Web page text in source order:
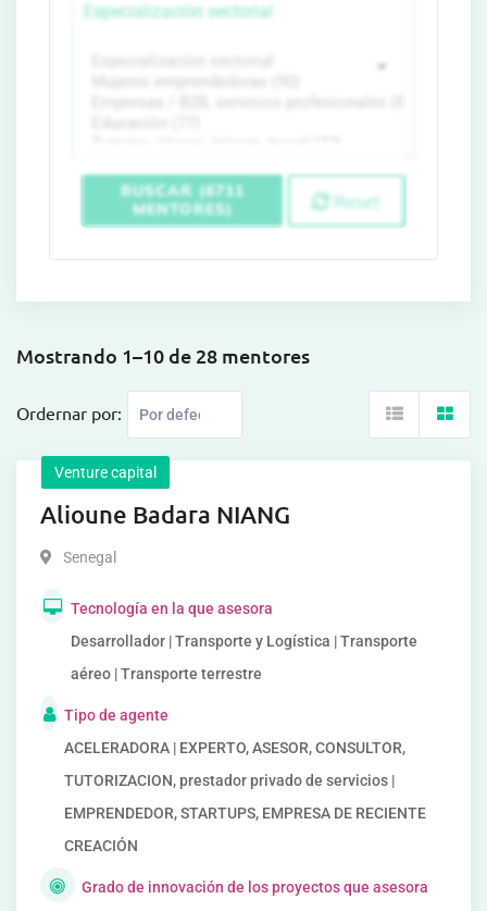
Especialización sectorial
BUSCAR (6711
MENTORES)
Reset
Mostrando 1–10 de 28 mentores
Ordernar por:
Venture capital
Alioune Badara NIANG
Senegal
Tecnología en la que asesora
Desarrollador | Transporte y Logística | Transporte
aéreo | Transporte terrestre
Tipo de agente
ACELERADORA | EXPERTO, ASESOR, CONSULTOR,
TUTORIZACION, prestador privado de servicios |
EMPRENDEDOR, STARTUPS, EMPRESA DE RECIENTE
CREACIÓN
Grado de innovación de los proyectos que asesora